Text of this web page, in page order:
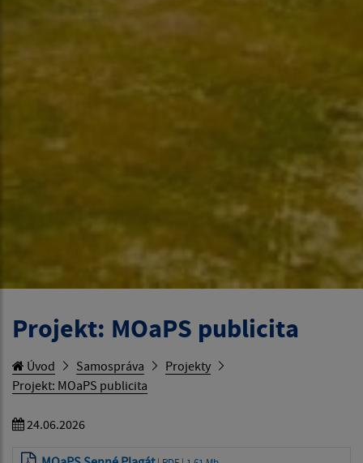
Projekt: MOaPS publicita
Úvod Samospráva
Projekty
Projekt: MOaPS publicita
24.06.2026